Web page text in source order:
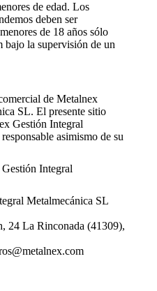
de edad. Los
deben ser
de 18 años sólo
bajo la supervisión de un
de Metalnex
SL. El presente sitio
Gestión Integral
asimismo de su
Integral
Metalmecánica SL
24 La Rinconada (41309),